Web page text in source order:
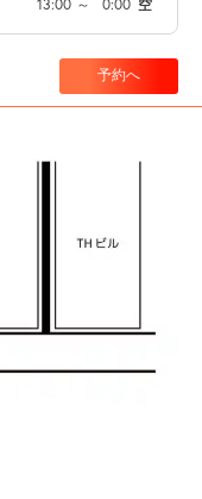
13:00 ～ 0:00 空
予約へ